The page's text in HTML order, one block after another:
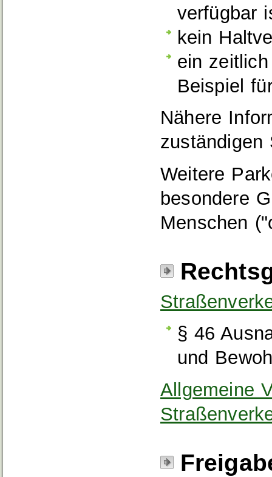
verfügbar
kein
ein
Beispiel
Nähere
zuständigen
Weitere
besondere
Menschen ("
§ 46
und
Allgemeine